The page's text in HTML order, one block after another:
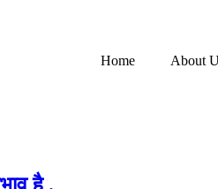
Home About